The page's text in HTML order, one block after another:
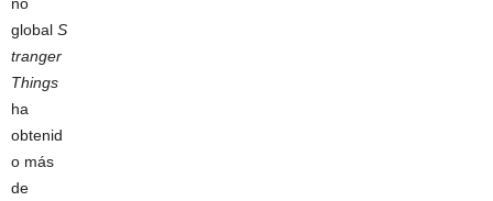
global S
tranger
Things
ha
obtenid
o más
de